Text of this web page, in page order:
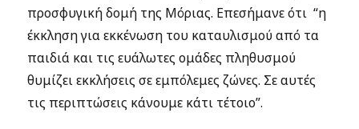
προσφυγική δομή της Μόριας. Επεσήμανε ότι “η
έκκληση για εκκένωση του καταυλισμού από τα
παιδιά και τις ευάλωτες ομάδες πληθυσμού
θυμίζει εκκλήσεις σε εμπόλεμες ζώνες. Σε αυτές
τις περιπτώσεις κάνουμε κάτι τέτοιο”.